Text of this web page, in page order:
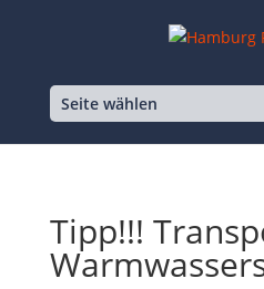
Seite wählen
Tipp!!!